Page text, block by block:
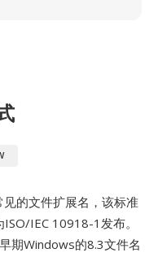
的文件扩展名，该标准
IEC 10918-1发布。
期Windows的8.3文件名